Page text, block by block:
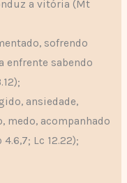
a vitória (Mt
sofrendo
enfrente sabendo
ansiedade,
medo, acompanhado
Lc 12.22);